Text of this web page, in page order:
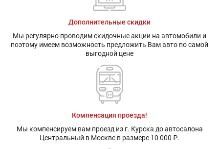
Дополнительные скидки
Мы регулярно проводим скидочные акции на автомобили и
поэтому имеем возможность предложить Вам авто по самой
выгодной цене
Компенсация проезда!
Мы компенсируем вам проезд из г. Курска до автосалона
Центральный в Москве в размере 10 000 ₽.